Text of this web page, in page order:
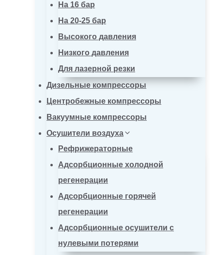
На 16 бар
На 20-25 бар
Высокого давления
Низкого давления
Для лазерной резки
Дизельные компрессоры
Центробежные компрессоры
Вакуумные компрессоры
Осушители воздуха
Рефрижераторные
Адсорбционные холодной
регенерации
Адсорбционные горячей
регенерации
Адсорбционные осушители с
нулевыми потерями